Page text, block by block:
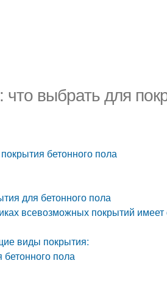
выбрать для
бетонного пола
для бетонного пола
всевозможных покрытий
виды покрытия:
пола